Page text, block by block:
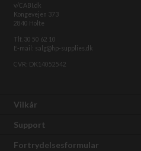
v/CABI.dk
Kongevejen 373
2840 Holte
Tlf. 30 50 62 10
E-mail: salg@hp-supplies.dk
CVR: DK14052542
Vilkår
Support
Fortrydelsesformular